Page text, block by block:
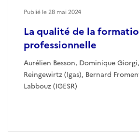
La qualité de la
professionnelle
Aurélien Besson, Dominique
Reingewirtz (Igas), Bernard
Labbouz (IGESR)
Publié le28 mai 2024